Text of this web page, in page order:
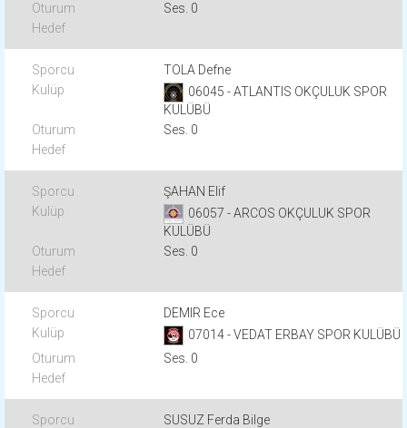
Ses. 0
TOLA Defne
06045 - ATLANTIS OKÇULUK SPOR
KULÜBÜ
Ses. 0
ŞAHAN Elif
06057 - ARCOS OKÇULUK SPOR
KULÜBÜ
Ses. 0
DEMIR Ece
07014 - VEDAT ERBAY SPOR KULÜBÜ
Ses. 0
SUSUZ Ferda Bilge